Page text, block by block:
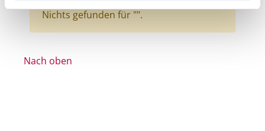
Nichts gefunden für "".
Nach oben